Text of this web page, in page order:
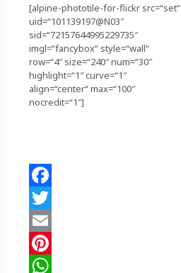
[alpine-phototile-for-flickr src=“set“
uid=“101139197@N03″
sid=“72157644995229735″
imgl=“fancybox“ style=“wall“
row=“4″ size=“240″ num=“30″
highlight=“1″ curve=“1″
align=“center“ max=“100″
nocredit=“1″]
Facebook
Twitter
Email
Pinterest